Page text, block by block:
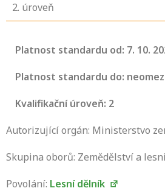
2. úroveň
Platnost standardu od: 7. 10.
Platnost standardu do:
Kvalifikační úroveň: 2
Autorizující orgán: Ministerstvo
Skupina oborů: Zemědělství a
Povolání: Lesní dělník